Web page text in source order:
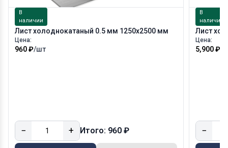
В
наличии
Лист холоднокатаный 0.5 мм 1250х2500 мм
Цена:
960 ₽/шт
− + Итого: 960 ₽
В
наличии
Лист
Цена:
5,900 ₽
−